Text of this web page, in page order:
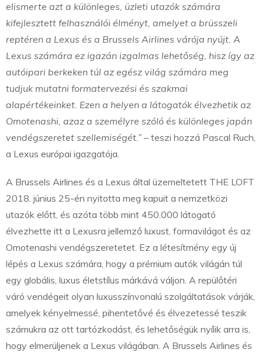
elismerte azt a különleges, üzleti utazók számára
kifejlesztett felhasználói élményt, amelyet a brüsszeli
reptéren a Lexus és a Brussels Airlines várója nyújt. A
Lexus számára ez igazán izgalmas lehetőség, hisz így az
autóipari berkeken túl az egész világ számára meg
tudjuk mutatni formatervezési és szakmai
alapértékeinket. Ezen a helyen a látogatók élvezhetik az
Omotenashi, azaz a személyre szóló és különleges japán
vendégszeretet szellemiségét.” – teszi hozzá Pascal Ruch,
a Lexus európai igazgatója.
A Brussels Airlines és a Lexus által üzemeltetett THE LOFT
2018. június 25-én nyitotta meg kapuit a nemzetközi
utazók előtt, és azóta több mint 450.000 látogató
élvezhette itt a Lexusra jellemző luxust, formavilágot és az
Omotenashi vendégszeretetet. Ez a létesítmény egy új
lépés a Lexus számára, hogy a prémium autók világán túl
egy globális, luxus életstílus márkává váljon. A repülőtéri
váró vendégeit olyan luxusszínvonalú szolgáltatások várják,
amelyek kényelmessé, pihentetővé és élvezetessé teszik
számukra az ott tartózkodást, és lehetőségük nyílik arra is,
hogy elmerüljenek a Lexus világában. A Brussels Airlines és